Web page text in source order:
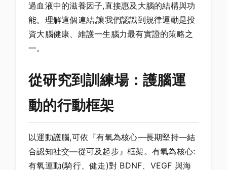
過血液中的滋養因子,直接惠及大腦的結構與功
能。理解這個連結,讓我們認識到規律運動是投
資大腦健康、維護一生腦力最有實證的策略之
一。
從研究到訓練場：護腦運
動的行動框架
以運動護腦,可依『有氧為核心—長期堅持—結
合認知社交—從可及起步』框架。有氧為核心:
有氧運動(騎行、健走)對 BDNF、VEGF 與海